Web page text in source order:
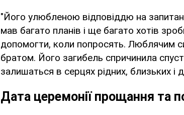
"Його улюбленою відповіддю на
мав багато планів і ще багато хотів
допомогти, коли попросять. Люблячим
братом. Його загибель спричинила
залишаться в серцях рідних, близьких і
Дата церемонії прощання та